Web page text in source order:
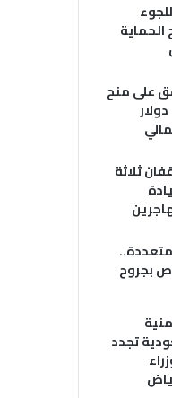
الحماية
على منح
دولار
ثلاثة
بجروح
تجدد